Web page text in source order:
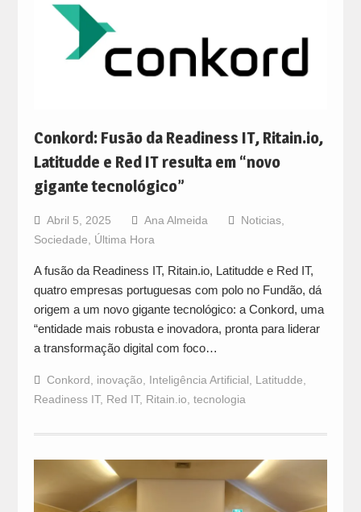
Conkord: Fusão da Readiness IT, Ritain.io,
Latitudde e Red IT resulta em “novo
gigante tecnológico”
Abril 5, 2025 Ana Almeida Noticias,
Sociedade
Última Hora
A fusão da Readiness IT, Ritain.io, Latitudde e Red IT,
quatro empresas portuguesas com polo no Fundão, dá
origem a um novo gigante tecnológico: a Conkord, uma
“entidade mais robusta e inovadora, pronta para liderar
a transformação digital com foco…
Conkord inovação Inteligência Artificial Latitudde
Readiness IT, Red IT, Ritain.io tecnologia